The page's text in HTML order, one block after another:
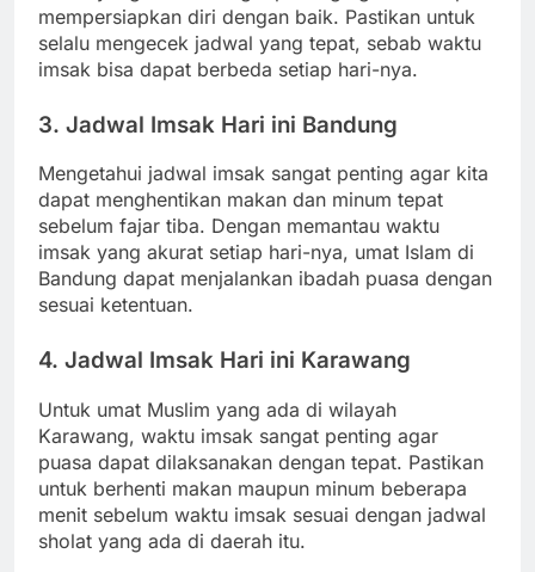
mempersiapkan diri dengan baik. Pastikan untuk
selalu mengecek jadwal yang tepat, sebab waktu
imsak bisa dapat berbeda setiap hari-nya.
3. Jadwal Imsak Hari ini Bandung
Mengetahui jadwal imsak sangat penting agar kita
dapat menghentikan makan dan minum tepat
sebelum fajar tiba. Dengan memantau waktu
imsak yang akurat setiap hari-nya, umat Islam di
Bandung dapat menjalankan ibadah puasa dengan
sesuai ketentuan.
4. Jadwal Imsak Hari ini Karawang
Untuk umat Muslim yang ada di wilayah
Karawang, waktu imsak sangat penting agar
puasa dapat dilaksanakan dengan tepat. Pastikan
untuk berhenti makan maupun minum beberapa
menit sebelum waktu imsak sesuai dengan jadwal
sholat yang ada di daerah itu.